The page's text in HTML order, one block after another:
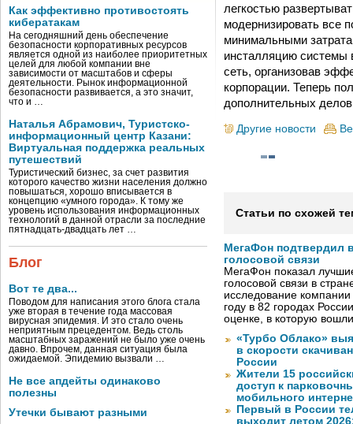
Как эффективно противостоять
кибератакам
На сегодняшний день обеспечение
безопасности корпоративных ресурсов
является одной из наиболее приоритетных
целей для любой компании вне
зависимости от масштабов и сферы
деятельности. Рынок информационной
безопасности развивается, а это значит,
что и …
Наталья Абрамович, Туристско-
информационный центр Казани:
Виртуальная поддержка реальных
путешествий
Туристический бизнес, за счет развития
которого качество жизни населения должно
повышаться, хорошо вписывается в
концепцию «умного города». К тому же
уровень использования информационных
технологий в данной отрасли за последние
пятнадцать-двадцать лет …
Блог
Вот те два...
Поводом для написания этого блога стала
уже вторая в течение года массовая
вирусная эпидемия. И это стало очень
неприятным прецедентом. Ведь столь
масштабных заражений не было уже очень
давно. Впрочем, данная ситуация была
ожидаемой. Эпидемию вызвали …
Не все апдейты одинаково
полезны
Утечки бывают разными
легкостью
модернизировать все
минимальными
инсталляцию системы
сеть, организовав
корпорации. Теперь
дополнительных
Другие новости
Статьи по схожей
МегаФон подтвердил
голосовой связи
МегаФон показал
голосовой связи в
исследование
году в 82 городах
оценке, в которую
«Турбо Облако»
в скорости
России
Жители 15
доступ к
мобильного
Первый в России
выходит летом